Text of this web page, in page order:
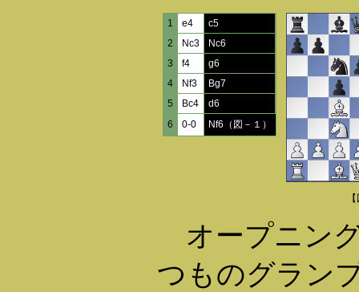
1 e4
c5
2
Nc3
Nc6
3
f4
g6
4
Nf3
Bg7
5
Bc4
d6
6
0-0 Nf6（図－１）
オープニン
つものグラン